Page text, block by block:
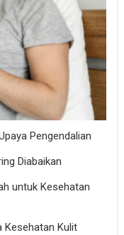
Pengendalian
Diabaikan
untuk Kesehatan
Kesehatan Kulit